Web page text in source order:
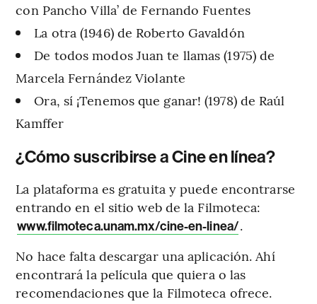
con Pancho Villa’ de Fernando Fuentes
La otra (1946) de Roberto Gavaldón
De todos modos Juan te llamas (1975) de
Marcela Fernández Violante
Ora, sí ¡Tenemos que ganar! (1978) de Raúl
Kamffer
¿Cómo suscribirse a Cine en línea?
La plataforma es gratuita y puede encontrarse
entrando en el sitio web de la Filmoteca:
www.filmoteca.unam.mx/cine-en-linea/.
No hace falta descargar una aplicación. Ahí
encontrará la película que quiera o las
recomendaciones que la Filmoteca ofrece.